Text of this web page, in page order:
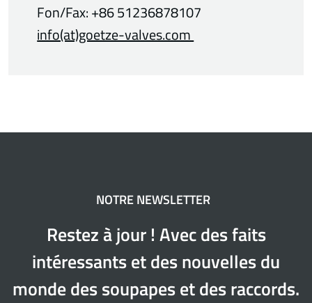
Fon/Fax: +86 51236878107
info(at)goetze-valves.com
NOTRE NEWSLETTER
Restez à jour ! Avec des faits
intéressants et des nouvelles du
monde des soupapes et des raccords.